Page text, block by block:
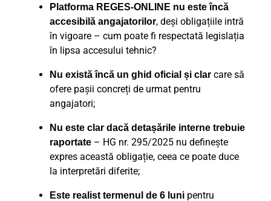
Platforma REGES-ONLINE nu este încă
accesibilă angajatorilor, deși obligațiile intră
în vigoare – cum poate fi respectată legislația
în lipsa accesului tehnic?
Nu există încă un ghid oficial și clar care să
ofere pașii concreți de urmat pentru
angajatori;
Nu este clar dacă detașările interne trebuie
raportate – HG nr. 295/2025 nu definește
expres această obligație, ceea ce poate duce
la interpretări diferite;
Este realist termenul de 6 luni pentru